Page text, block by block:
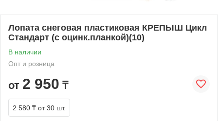
Лопата снеговая пластиковая КРЕПЫШ Цикл
Стандарт (с оцинк.планкой)(10)
В наличии
Опт и розница
от 2 950 ₸
2 580 ₸ от 30 шт.